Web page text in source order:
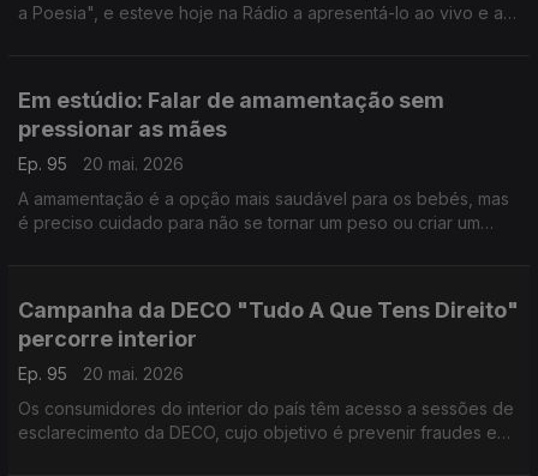
a Poesia", e esteve hoje na Rádio a apresentá-lo ao vivo e a
Em estúdio: Falar de amamentação sem
pressionar as mães
Ep. 95
20 mai. 2026
A amamentação é a opção mais saudável para os bebés, mas
é preciso cuidado para não se tornar um peso ou criar um
Campanha da DECO "Tudo A Que Tens Direito"
percorre interior
Ep. 95
20 mai. 2026
Os consumidores do interior do país têm acesso a sessões de
esclarecimento da DECO, cujo objetivo é prevenir fraudes e